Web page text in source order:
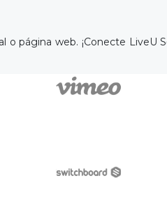
página web. ¡Conecte